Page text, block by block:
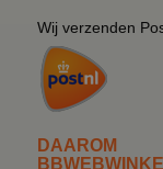
Wij verzenden
DAAROM